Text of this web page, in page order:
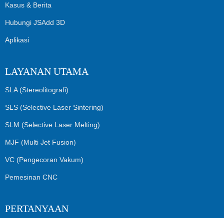
Kasus & Berita
Hubungi JSAdd 3D
Aplikasi
LAYANAN UTAMA
SLA (Stereolitografi)
SLS (Selective Laser Sintering)
SLM (Selective Laser Melting)
MJF (Multi Jet Fusion)
VC (Pengecoran Vakum)
Pemesinan CNC
PERTANYAAN